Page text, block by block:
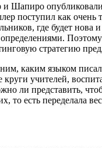
и Шапиро
поступил как
где будет
стратегию
каким языком
учителей,
ли представить,
то есть переделала